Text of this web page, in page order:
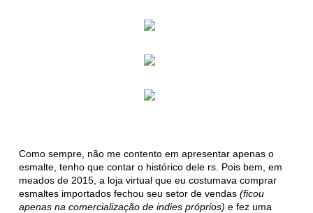
Como sempre, não me contento em apresentar apenas o
esmalte, tenho que contar o histórico dele rs. Pois bem, em
meados de 2015, a loja virtual que eu costumava comprar
esmaltes importados fechou seu setor de vendas(ficou
apenas na comercialização de indies próprios) e fez uma